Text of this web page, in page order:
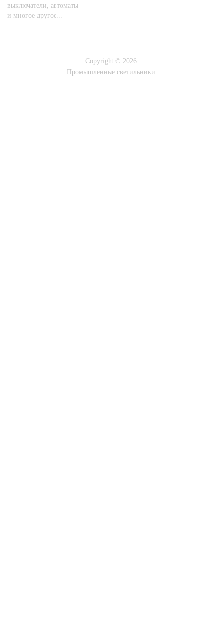
выключатели, автоматы
и многое другое...
Copyright © 2026
Промышленные светильники